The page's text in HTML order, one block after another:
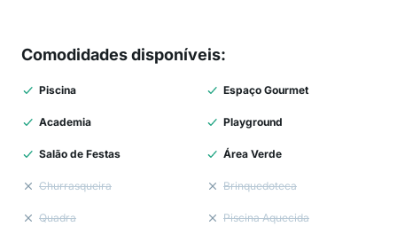
Comodidades disponíveis:
Piscina Espaço Gourmet
Academia Playground
Salão de Festas Área Verde
Churrasqueira Brinquedoteca
Quadra Piscina Aquecida